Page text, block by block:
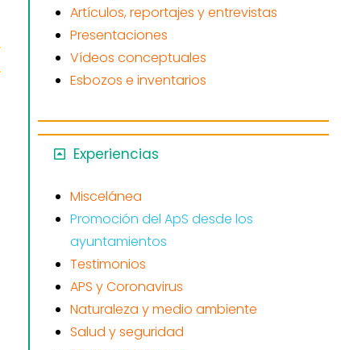
Artículos, reportajes y entrevistas
Presentaciones
Vídeos conceptuales
Esbozos e inventarios
Experiencias
Miscelánea
Promoción del ApS desde los
ayuntamientos
Testimonios
APS y Coronavirus
Naturaleza y medio ambiente
Salud y seguridad